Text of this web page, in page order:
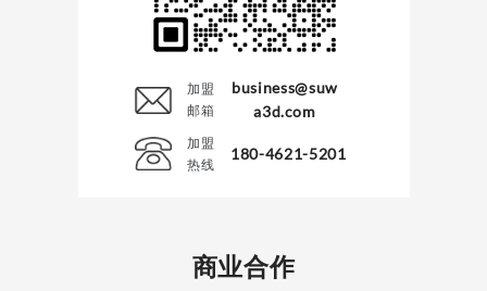
加盟
邮箱
business@suw
a3d.com
加盟
热线
180-4621-5201
商业合作